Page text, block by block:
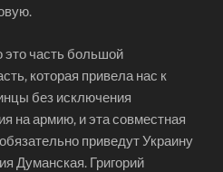
часть большой
которая привела нас к
без исключения
на армию, и эта совместная
приведут Украину
Думанская. Григорий